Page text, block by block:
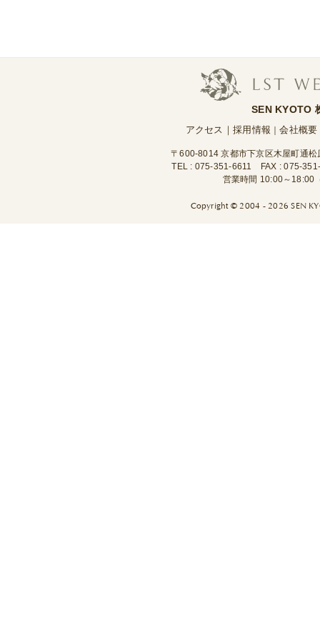
SEN KYOTO
アクセス ｜採用情報 ｜会社概要
〒600-8014 京都市下京区木屋町通
TEL : 075-351-6611
FAX : 075-
営業時間 10:00～18:00
Copyright ©2004 - 2026 SEN